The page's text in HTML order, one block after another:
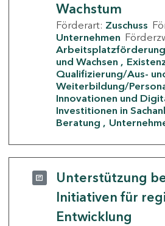
Wachstum
Förderart: Zuschuss
Unternehmen
Arbeitsplatzförderung
und Wachsen
Qualifizierung/Aus-
Weiterbildung/
Innovationen und
Investitionen in
Beratung
Unterstützung
Initiativen für
Entwicklung